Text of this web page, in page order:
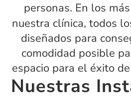
personas. En los
nuestra clínica, todos
diseñados para
comodidad posible
espacio para el éxito
Nuestras